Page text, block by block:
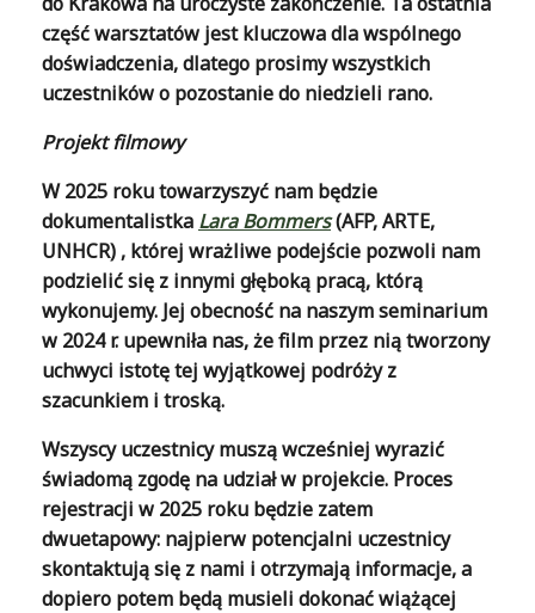
część warsztatów jest kluczowa dla wspólnego
doświadczenia, dlatego prosimy wszystkich
uczestników o pozostanie do niedzieli rano.
Projekt filmowy
W 2025 roku towarzyszyć nam będzie
dokumentalistka Lara Bommers(AFP, ARTE,
UNHCR) , której wrażliwe podejście pozwoli nam
podzielić się z innymi głęboką pracą, którą
wykonujemy. Jej obecność na naszym seminarium
w 2024 r. upewniła nas, że film przez nią tworzony
uchwyci istotę tej wyjątkowej podróży z
szacunkiem i troską.
Wszyscy uczestnicy muszą wcześniej wyrazić
świadomą zgodę na udział w projekcie. Proces
rejestracji w 2025 roku będzie zatem
dwuetapowy: najpierw potencjalni uczestnicy
skontaktują się z nami i otrzymają informacje, a
dopiero potem będą musieli dokonać wiążącej